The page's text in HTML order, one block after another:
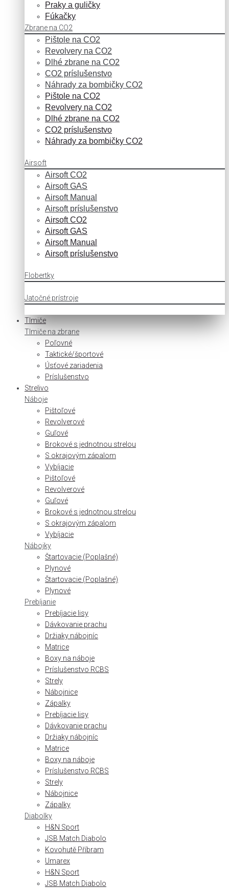
Praky a guličky
Fúkačky
Zbrane na CO2
Pištole na CO2
Revolvery na CO2
Dlhé zbrane na CO2
CO2 príslušenstvo
Náhrady za bombičky CO2
Pištole na CO2
Revolvery na CO2
Dlhé zbrane na CO2
CO2 príslušenstvo
Náhrady za bombičky CO2
Airsoft
Airsoft CO2
Airsoft GAS
Airsoft Manual
Airsoft príslušenstvo
Airsoft CO2
Airsoft GAS
Airsoft Manual
Airsoft príslušenstvo
Flobertky
Jatočné prístroje
Tlmiče
Tlmiče na zbrane
Poľovné
Taktické/športové
Úsťové zariadenia
Príslušenstvo
Strelivo
Náboje
Pištoľové
Revolverové
Guľové
Brokové s jednotnou strelou
S okrajovým zápalom
Vybíjacie
Pištoľové
Revolverové
Guľové
Brokové s jednotnou strelou
S okrajovým zápalom
Vybíjacie
Nábojky
Štartovacie (Poplašné)
Plynové
Štartovacie (Poplašné)
Plynové
Prebíjanie
Prebíjacie lisy
Dávkovanie prachu
Držiaky nábojníc
Matrice
Boxy na náboje
Príslušenstvo RCBS
Strely
Nábojnice
Zápalky
Prebíjacie lisy
Dávkovanie prachu
Držiaky nábojníc
Matrice
Boxy na náboje
Príslušenstvo RCBS
Strely
Nábojnice
Zápalky
Diabolky
H&N Sport
JSB Match Diabolo
Kovohutě Příbram
Umarex
H&N Sport
JSB Match Diabolo